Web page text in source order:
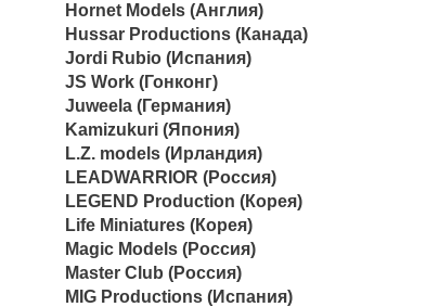
Hornet Models (Англия)
Hussar Productions (Канада)
Jordi Rubio (Испания)
JS Work (Гонконг)
Juweela (Германия)
Kamizukuri (Япония)
L.Z. models (Ирландия)
LEADWARRIOR (Россия)
LEGEND Production (Корея)
Life Miniatures (Корея)
Magic Models (Россия)
Master Club (Россия)
MIG Productions (Испания)